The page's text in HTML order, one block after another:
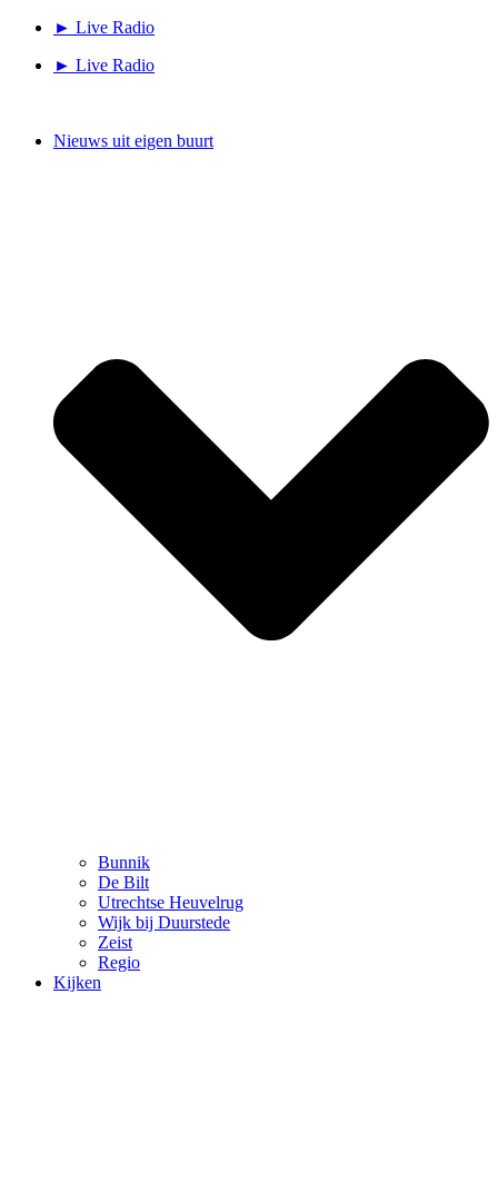
► Live Radio
► Live Radio
Nieuws uit eigen buurt
Bunnik
De Bilt
Utrechtse Heuvelrug
Wijk bij Duurstede
Zeist
Regio
Kijken